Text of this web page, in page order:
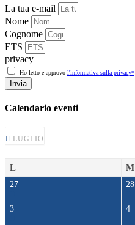
La tua e-mail
Nome
Cognome
ETS
privacy
Ho letto e approvo l'informativa sulla privacy*
Invia
Calendario eventi
LUGLIO
L M
27 28
3 4